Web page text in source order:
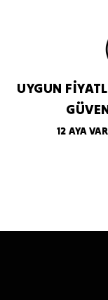
UYGUN
12 AYA